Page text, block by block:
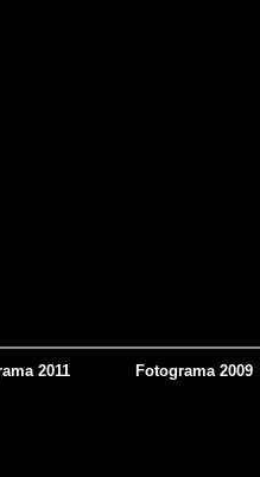
2011 Fotograma 2009